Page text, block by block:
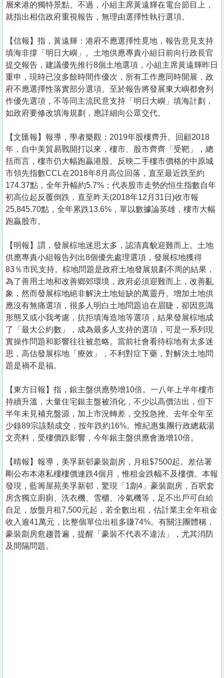
層來港的獨特景點。不過，小組主席黃遠輝在電台節目上，
就指出相信政府重視報告，無理由選擇性執行選項。
【信報】指，黃遠輝：港府不應選擇性覓地，報告意見支持
填海非撐「明日大嶼」。土地供應專責小組日前向行政長官
提交報告，建議優先推行8個土地選項，小組主席黃遠輝昨日
重申，現時已沒多餘時間作優次，所有工作應同時開展，政
府不應選擇性落實部分選項。至於報告將發展東大嶼都會列
作優先選項，不等同主流民意支持「明日大嶼」填海計劃，
如政府要修改填海規劃，應詳細向公眾交代。
【文匯報】報導，學者樂觀：2019年股樓齊升。回顧2018
年，自中美貿易戰開打以來，樓市、股市齊齊「受靶」，總
括而言，樓市仍大幅跑贏港股。反映二手樓市價格的中原城
市領先指數CCL在2018年8月高位回落，直至最近跌至約
174.37點，全年升幅約5.7%；代表股市走勢的恒生指數自年
初高位起反覆倒跌，直至昨天(2018年12月31日)收市報
25,845.70點，全年累跌13.6%，單以數據論英雄，樓市大幅
跑贏股市。
【明報】謂，發展棕地迷思太多，認清真貌迎難而上。土地
供應專責小組報告列出8個優先處理選項，發展棕地獲得
83％市民支持。棕地問題是政府土地發展規劃不周的結果，
為了善用土地和改善鄉郊環境，政府必須迎難而上，改善亂
象，然而發展棕地絕非解決土地短缺的萬靈丹。增加土地供
應沒有無痛選項，很多人明白土地問題迫在眉睫，卻因意識
形態又或小我考慮，抗拒填海造地等選項，結果發展棕地成
了「最大公約數」，成為最多人支持的選項，可是一系列現
實操作問題和影響往往被忽略。當前社會看待棕地有太多迷
思，高估發展棕地「療效」，不利對症下藥，對解決土地問
題是禍不是福。
【東方日報】指，銀主盤供應勢增10倍。一八年上半年樓市
持續升溫，大量住宅銀主盤被消化，不少以高價沽出，但下
半年未見補充盤源，加上市況轉差，交投急挫。去年全年至
少錄89宗該類成交，按年跌約16%。惟紀惠集團行政總裁湯
文亮料，受樓價跌影響，今年銀主盤供應會激增10倍。
【晴報】報導，美孚新邨豪裝劏房，月租$7500起。差估署
剛公布本港私樓樓價連跌4個月，惟租金跌幅不及樓價。本報
發現，藍籌屋苑美孚新邨，驚現「1劏4」豪裝劏房，百呎套
房含獨立廚廁、洗衣機、雪櫃、冷氣機等，足不出戶可自給
自足，放盤月租7,500元起，若全數出租，估計業主全年租金
收入逾41萬元，比整個單位出租多賺74%。有關注團體稱，
豪裝劏房愈趨普遍，提醒「豪裝不代表不違法」，尤其消防
及間隔問題。